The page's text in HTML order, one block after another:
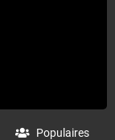
Populaires